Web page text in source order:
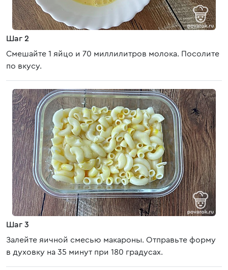
Шаг 2
Смешайте 1 яйцо и 70 миллилитров молока. Посолите
по вкусу.
Шаг 3
Залейте яичной смесью макароны. Отправьте форму
в духовку на 35 минут при 180 градусах.